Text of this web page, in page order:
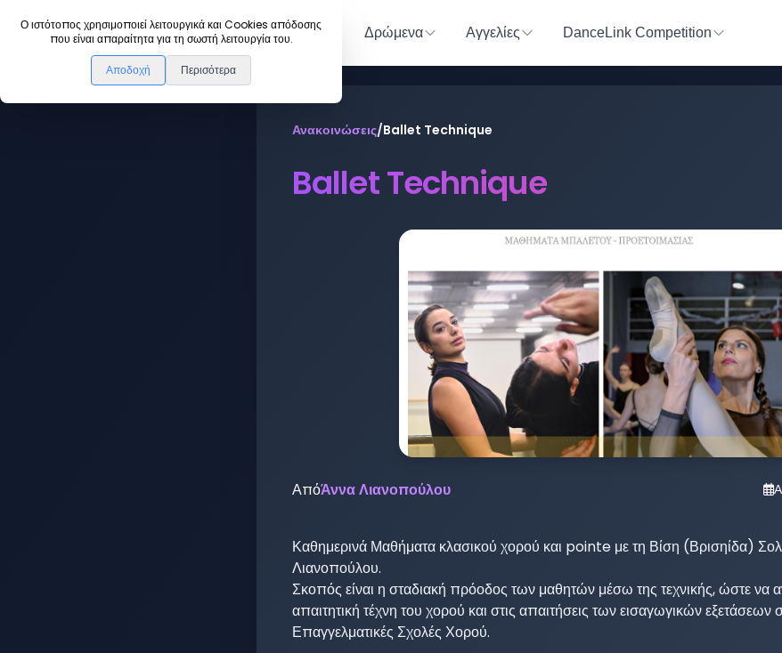
Ο ιστότοπος χρησιμοποιεί λειτουργικά και Cookies απόδοσης
που είναι απαραίτητα για τη σωστή λειτουργία του.
Αποδοχή Περισότερα
DanceLink Μέλη Δρώμενα Αγγελίες DanceLink Competition
Ανακοινώσεις/Ballet Technique
Ballet Technique
ΑπόΆννα Λιανοπούλου
Καθημερινά Μαθήματα κλασικού χορού και pointe με τη Βίση (Βρισηίδα)
Λιανοπούλου.
Σκοπός είναι η σταδιακή πρόοδος των μαθητών μέσω της τεχνικής, ώστε να
απαιτητική τέχνη του χορού και στις απαιτήσεις των εισαγωγικών εξετάσεων
Επαγγελματικές Σχολές Χορού.